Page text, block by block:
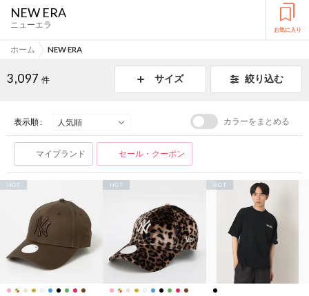
NEW ERA
ニューエラ お気に入り
ホーム NEW ERA
3,097 件 サイズ 絞り込む
表示順 : カラーをまとめる
マイブランド セール・クーポン
HOT HOT HOT